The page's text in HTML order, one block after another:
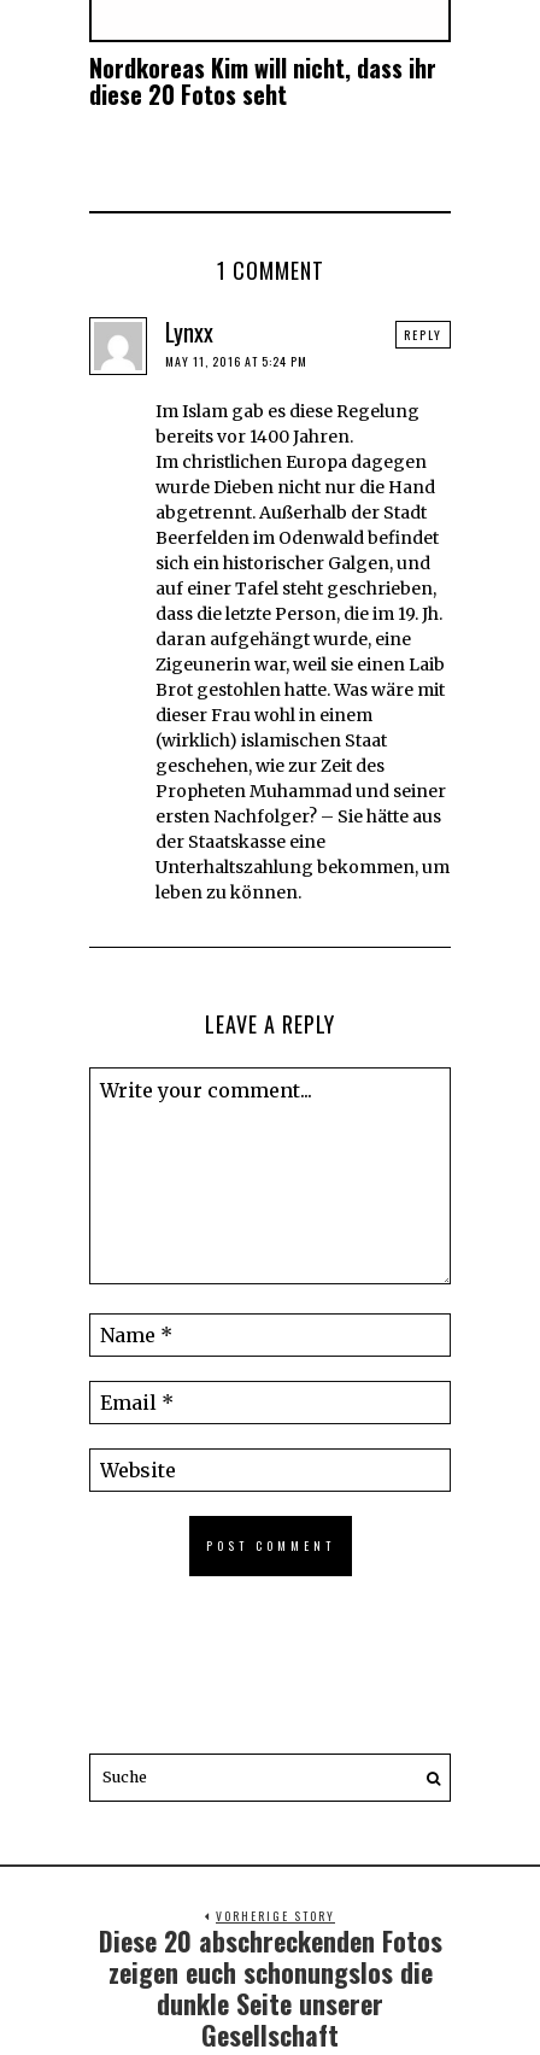
Nordkoreas Kim will nicht, dass ihr
diese 20 Fotos seht
1 COMMENT
Lynxx
MAY 11, 2016 AT 5:24 PM
Im Islam gab es diese Regelung
bereits vor 1400 Jahren.
Im christlichen Europa dagegen
wurde Dieben nicht nur die Hand
abgetrennt. Außerhalb der Stadt
Beerfelden im Odenwald befindet
sich ein historischer Galgen, und
auf einer Tafel steht geschrieben,
dass die letzte Person, die im 19. Jh.
daran aufgehängt wurde, eine
Zigeunerin war, weil sie einen Laib
Brot gestohlen hatte. Was wäre mit
dieser Frau wohl in einem
(wirklich) islamischen Staat
geschehen, wie zur Zeit des
Propheten Muhammad und seiner
ersten Nachfolger? – Sie hätte aus
der Staatskasse eine
Unterhaltszahlung bekommen, um
leben zu können.
REPLY
LEAVE A REPLY
VORHERIGE STORY
Previous
post:
Diese 20 abschreckenden Fotos
zeigen euch schonungslos die
dunkle Seite unserer
Gesellschaft